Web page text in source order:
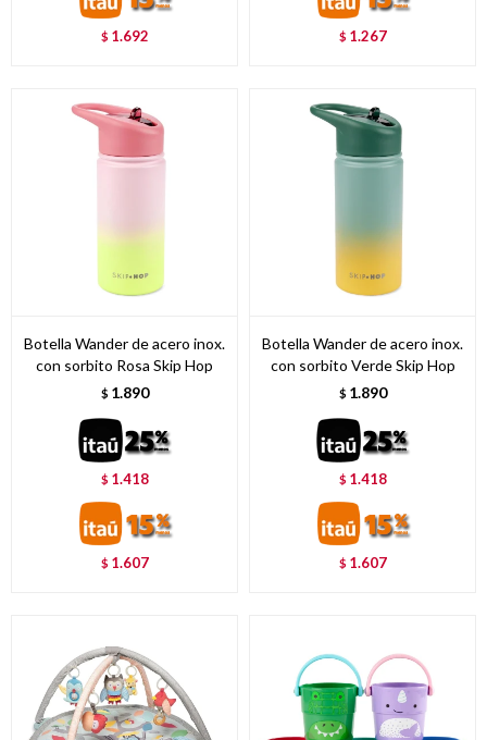
$ 1.692 $ 1.267
Botella Wander de acero inox.
con sorbito Rosa Skip Hop
$ 1.890
$ 1.418
$ 1.607
Botella Wander de acero inox.
con sorbito Verde Skip Hop
$ 1.890
$ 1.418
$ 1.607